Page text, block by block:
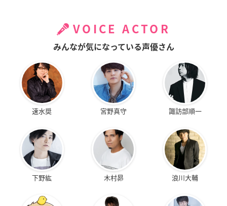
VOICE ACTOR
みんなが気になっている声優さん
速水奨 宮野真守 諏訪部順一
下野紘 木村昴 浪川大輔